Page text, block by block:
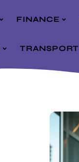
FINANCE
TRANSPORT